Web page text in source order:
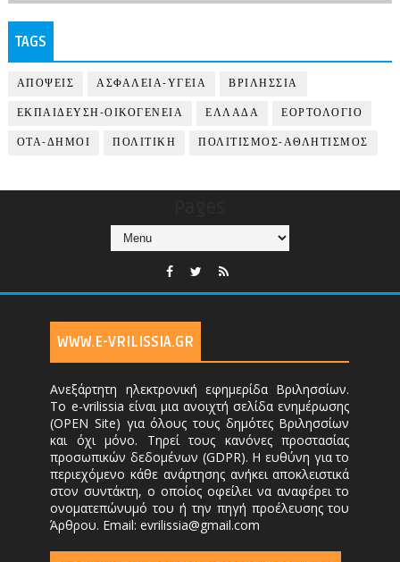
TAGS
ΑΠΟΨΕΙΣ ΑΣΦΑΛΕΙΑ-ΥΓΕΙΑ ΒΡΙΛΗΣΣΙΑ
ΕΚΠΑΙΔΕΥΣΗ-ΟΙΚΟΓΕΝΕΙΑ ΕΛΛΑΔΑ ΕΟΡΤΟΛΟΓΙΟ
ΟΤΑ-ΔΗΜΟΙ ΠΟΛΙΤΙΚΗ ΠΟΛΙΤΙΣΜΟΣ-ΑΘΛΗΤΙΣΜΟΣ
WWW.E-VRILISSIA.GR
Ανεξάρτητη ηλεκτρονική εφημερίδα Βριλησσίων.
Το e-vrilissia είναι μια ανοιχτή σελίδα ενημέρωσης
(OPEN Site) για όλους τους δημότες Βριλησσίων
και όχι μόνο. Τηρεί τους κανόνες προστασίας
προσωπικών δεδομένων (GDPR). Η ευθύνη για το
περιεχόμενο κάθε ανάρτησης ανήκει αποκλειστικά
στον συντάκτη, ο οποίος οφείλει να αναφέρει το
ονοματεπώνυμό του ή την πηγή προέλευσης του
Άρθρου. Email: evrilissia@gmail.com